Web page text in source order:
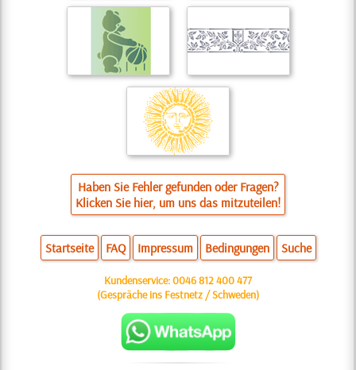
Haben Sie Fehler gefunden oder Fragen?
Klicken Sie hier, um uns das mitzuteilen!
Startseite FAQ Impressum Bedingungen Suche
Kundenservice:0046 812 400 477
(Gespräche ins Festnetz / Schweden)